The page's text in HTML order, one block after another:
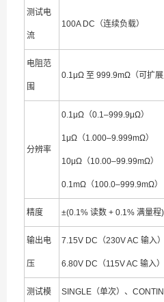
测试电
流
100A DC（连续负载）
电阻范
围
0.1μΩ 至 999.9mΩ（可扩展
分辨率
0.1μΩ（0.1–999.9μΩ）
1μΩ（1.000–9.999mΩ）
10μΩ（10.00–99.99mΩ）
0.1mΩ（100.0–999.9mΩ）
精度 ±(0.1% 读数 + 0.1% 满量程)
输出电
压
7.15V DC（230V AC 输入）
6.80V DC（115V AC 输入）
测试模 SINGLE（单次）、